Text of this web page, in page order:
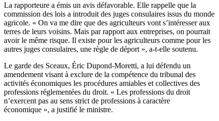
La rapporteure a émis un avis défavorable. Elle rappelle que la
commission des lois a introduit des juges consulaires issus du monde
agricole. « On va me dire que des agriculteurs vont s’intéresser aux
terres de leurs voisins. Mais par rapport aux entreprises, on pourrait
avoir le même risque. Il existe pour les agriculteurs comme pour les
autres juges consulaires, une règle de déport », a-t-elle soutenu.
Le garde des Sceaux, Éric Dupond-Moretti, a lui défendu un
amendement visant à exclure de la compétence du tribunal des
activités économiques les procédures amiables et collectives des
professions réglementées du droit. « Les professions du droit
n’exercent pas au sens strict de professions à caractère
économique », a justifié le ministre.